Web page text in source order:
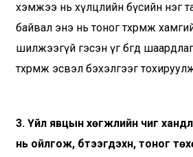
хэмжээ нь хүлцлийн бүсийн нэг
байвал энэ нь тоног төхөөрөмж
шилжээгүй гэсэн үг бөгөөд
төхөөрөмж эсвэл бэхэлгээг
3. Үйл явцын хөгжлийн чиг
нь ойлгож, бүтээгдэхүүн, тоног